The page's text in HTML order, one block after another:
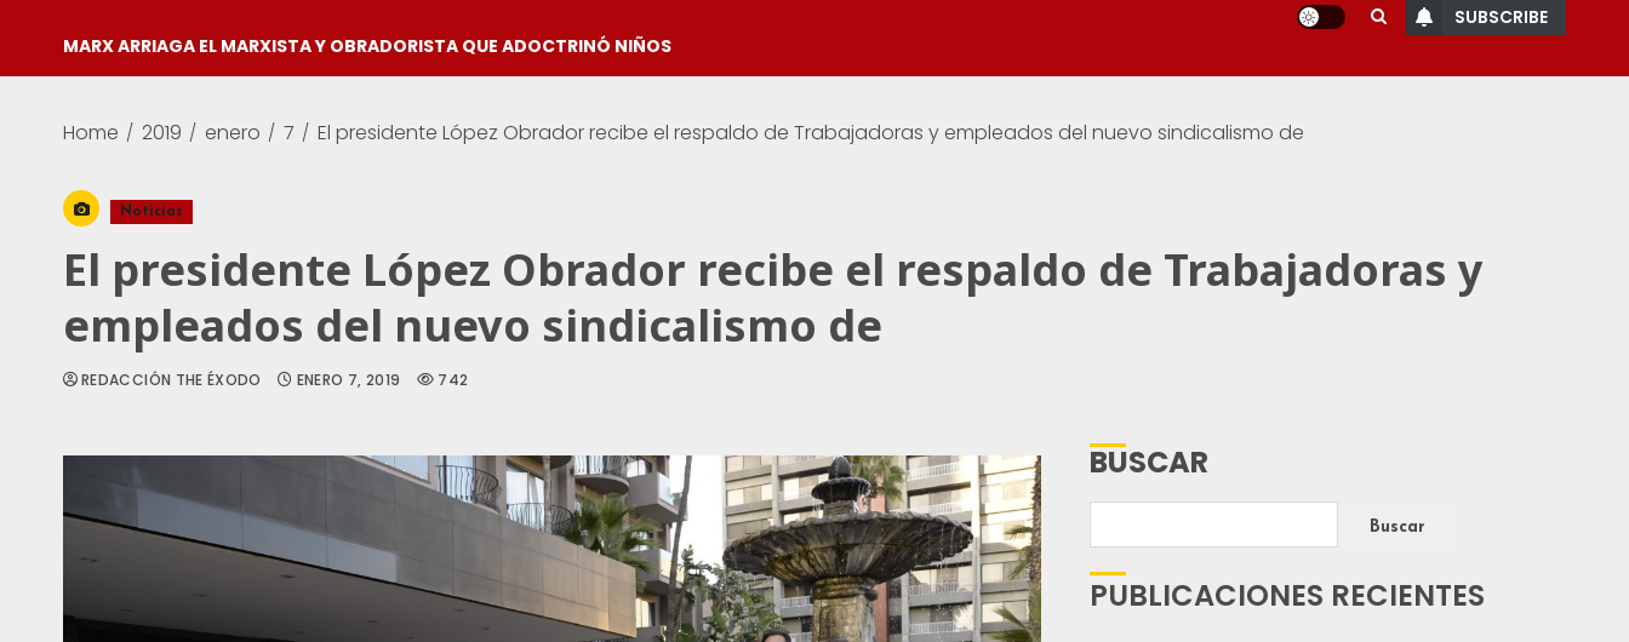
MARX ARRIAGA EL MARXISTA Y OBRADORISTA QUE ADOCTRINÓ NIÑOS
SUBSCRIBE
Home 2019 enero 7 El presidente López Obrador recibe el respaldo de Trabajadoras y empleados del nuevo sindicalismo de
Noticias
El presidente López Obrador recibe el respaldo de Trabajadoras y
empleados del nuevo sindicalismo de
REDACCIÓN THE ÉXODO ENERO 7, 2019 742
BUSCAR
Buscar
PUBLICACIONES RECIENTES